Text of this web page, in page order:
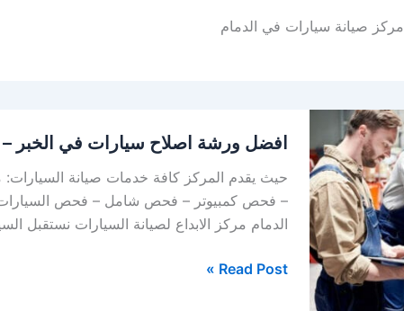
مركز صيانة سيارات في الدمام
افضل ورشة اصلاح سيارات في الخبر –
حيث يقدم المركز كافة خدمات صيانة
– فحص كمبيوتر – فحص شامل – فحص السيارات
الدمام مركز الابداع لصيانة السيارات
ورشة
سيارات
–
Read Post »